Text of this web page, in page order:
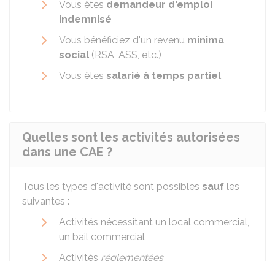
Vous êtes demandeur d'emploi
indemnisé
Vous bénéficiez d'un revenu minima
social (RSA, ASS, etc.)
Vous êtes salarié à temps partiel
Quelles sont les activités autorisées
dans une CAE ?
Tous les types d'activité sont possibles sauf les
suivantes :
Activités nécessitant un local commercial,
un bail commercial
Activités réglementées